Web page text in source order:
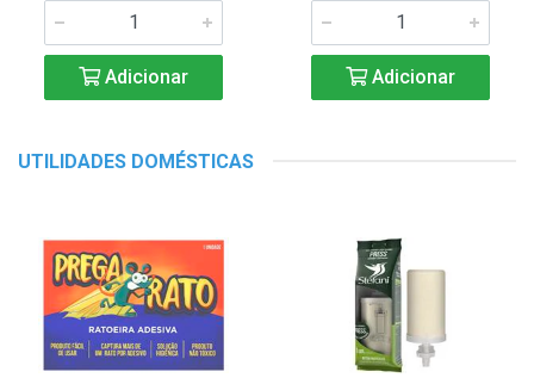
Adicionar Adicionar
UTILIDADES DOMÉSTICAS